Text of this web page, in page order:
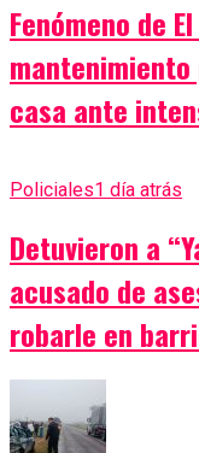
Fenómeno de
casa ante
Policiales1 día atrás
Detuvieron a
acusado de
robarle en